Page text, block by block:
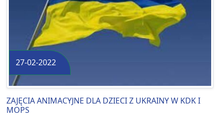
27-02-2022
ZAJĘCIA ANIMACYJNE DLA DZIECI Z UKRAINY W KDK I
MOPS